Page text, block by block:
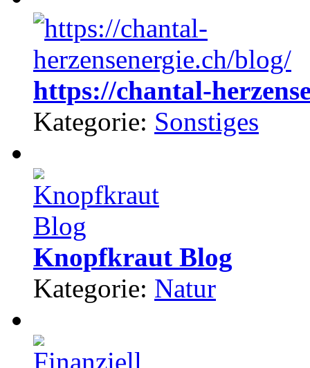
https://chantal-
Kategorie: Sonstiges
Knopfkraut Blog
Kategorie: Natur